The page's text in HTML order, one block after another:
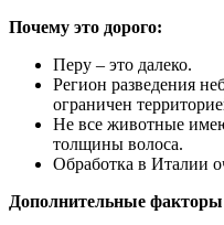
Почему это дорого:
Перу – это далеко.
Регион разведения
ограничен
Не все животные
толщины волоса.
Обработка в Италии
Дополнительные